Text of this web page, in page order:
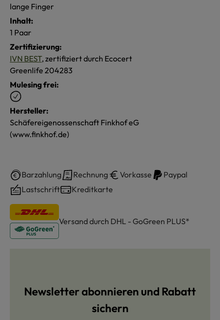
lange Finger
Inhalt:
1 Paar
Zertifizierung:
IVN BEST, zertifiziert durch Ecocert
Greenlife 204283
Mulesing frei:
Hersteller:
Schäfereigenossenschaft Finkhof eG
(www.finkhof.de)
Barzahlung Rechnung Vorkasse
Paypal
Lastschrift
Kreditkarte
Versand durch DHL - GoGreen PLUS*
Newsletter abonnieren und Rabatt
sichern